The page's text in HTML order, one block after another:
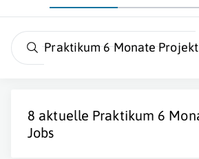
Praktikum 6 Monate Projekt
8 aktuelle Praktikum 6
Jobs